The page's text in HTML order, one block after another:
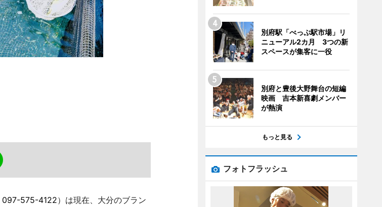
097-575-4122）は現在、大分のブラン
別府駅「べっぷ駅市場」リ
ニューアル2カ月 3つの新
スペースが集客に一役
別府と豊後大野舞台の短編
映画 吉本新喜劇メンバー
が熱演
もっと見る
フォトフラッシュ